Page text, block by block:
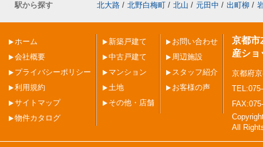
駅から探す
北大路 / 北野白梅町 / 北山 / 元田中 / 出町柳 /
ホーム
会社概要
プライバシーポリシー
利用規約
サイトマップ
物件カタログ
新築戸建て
中古戸建て
マンション
土地
その他・店舗
お問い合わせ
周辺施設
スタッフ紹介
お客様の声
京都市
産ショ
京都府
All